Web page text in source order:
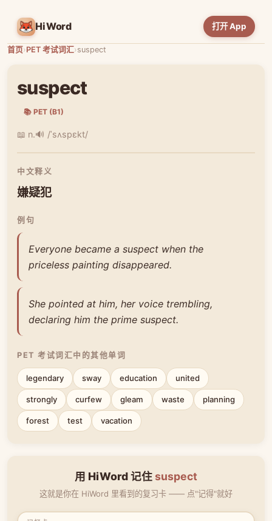
HiWord 打开 App
首页›PET 考试词汇›suspect
suspect
📚 PET (B1)
📖 n.🔊 /ˈsʌspɛkt/
中文释义
嫌疑犯
例句
Everyone became a suspect when the
priceless painting disappeared.
She pointed at him, her voice trembling,
declaring him the prime suspect.
PET 考试词汇中的其他单词
legendary sway education united
strongly curfew gleam waste planning
forest test vacation
用 HiWord 记住suspect
这就是你在 HiWord 里看到的复习卡 —— 点"记得"就好